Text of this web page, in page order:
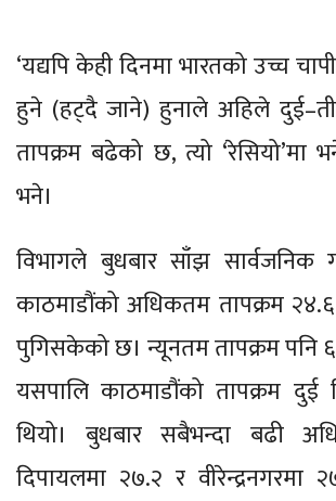
‘यद्यपि केही दिनमा भारतको उच्च
हुने (हट्दै जाने) हुनाले अहिले
तापक्रम बढेको छ, त्यो ‘रेसियो’मा
भने।
विभागले बुधबार साँझ सार्वजनिक
काठमाडौंको अधिकतम तापक्रम
पुगिसकेको छ। न्यूनतम तापक्रम पनि
यसपालि काठमाडौंको तापक्रम दुई
थियो। बुधबार सबैभन्दा बढी
दिपायलमा २७.२ र वीरेन्द्रनगरमा